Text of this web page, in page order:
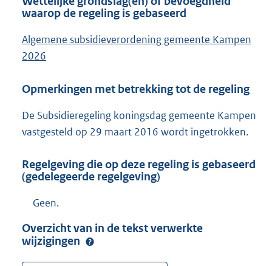
waarop de regeling is gebaseerd
Algemene subsidieverordening gemeente Kampen
2026
Opmerkingen met betrekking tot de regeling
De Subsidieregeling koningsdag gemeente Kampen
vastgesteld op 29 maart 2016 wordt ingetrokken.
Regelgeving die op deze regeling is gebaseerd
(gedelegeerde regelgeving)
Geen.
Overzicht van in de tekst verwerkte
wijzigingen